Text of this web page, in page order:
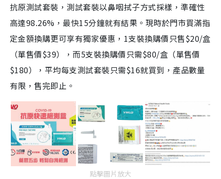
抗原測試套裝，測試套裝以鼻咽拭子方式採樣，準確性
高達98.26%，最快15分鐘就有結果。現時於門市買滿指
定金額換購更可享有獨家優惠，1支裝換購價只售$20/盒
（單售價$39），而5支裝換購價只需$80/盒（單售價
$180），平均每支測試套裝只需$16就買到，產品數量
有限，售完即止。
點擊圖片放大